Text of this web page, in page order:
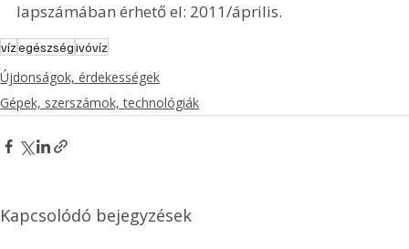
lapszámában érhető el: 2011/április.
vízegészségivóvíz
Újdonságok, érdekességek
Gépek, szerszámok, technológiák
Kapcsolódó bejegyzések